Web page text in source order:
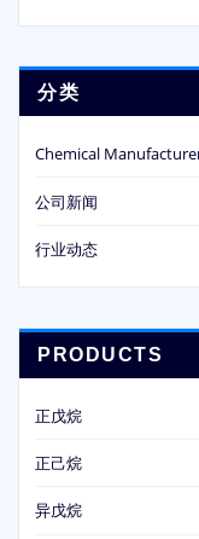
分类
Chemical
公司新闻
行业动态
PRODUCTS
正戊烷
正己烷
异戊烷